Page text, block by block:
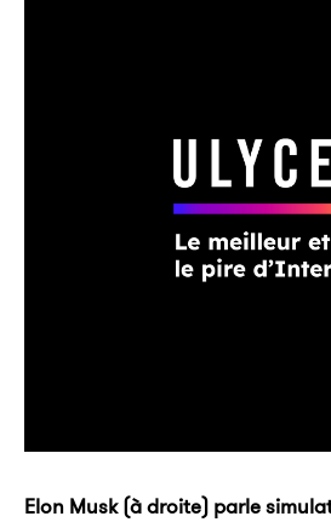
Elon Musk (à droite) parle